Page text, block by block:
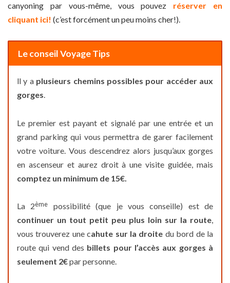
canyoning par vous-même, vous pouvez réserver en
cliquant ici! (c’est forcément un peu moins cher!).
Le conseil Voyage Tips
ll y a plusieurs chemins possibles pour accéder aux
gorges.
Le premier est payant et signalé par une entrée et un
grand parking qui vous permettra de garer facilement
votre voiture. Vous descendrez alors jusqu’aux gorges
en ascenseur et aurez droit à une visite guidée, mais
comptez un minimum de 15€.
La 2ème
possibilité (que je vous conseille) est de
continuer un tout petit peu plus loin sur la route,
vous trouverez une cahute sur la droite du bord de la
route qui vend des billets pour l’accès aux gorges à
seulement 2€par personne.